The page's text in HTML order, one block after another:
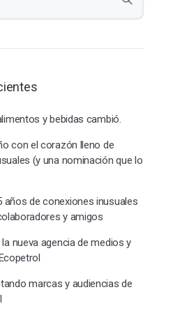
y bebidas cambió.
con el corazón lleno de
(y una nominación que lo
años de conexiones inusuales
y amigos
nueva agencia de medios y
marcas y audiencias de